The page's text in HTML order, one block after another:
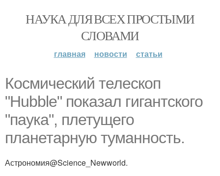
НАУКА ДЛЯ ВСЕХ ПРОСТЫМИ
СЛОВАМИ
главная новости статьи
Космический телескоп
"Hubble" показал гигантского
"паука", плетущего
планетарную туманность.
Астрономия@Science_Newworld.